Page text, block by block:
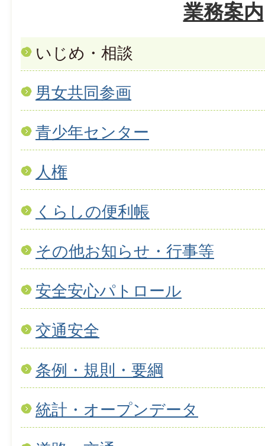
業務案内
いじめ・相談
男女共同参画
青少年センター
人権
くらしの便利帳
その他お知らせ・行事等
安全安心パトロール
交通安全
条例・規則・要綱
統計・オープンデータ